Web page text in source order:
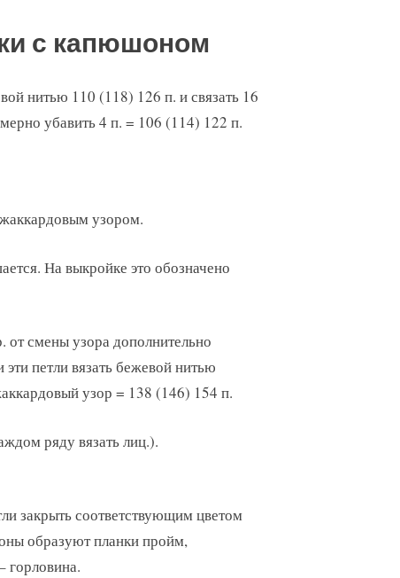
с капюшоном
нитью 110 (118) 126 п. и связать 16
убавить 4 п. = 106 (114) 122 п.
узором.
На выкройке это обозначено
смены узора дополнительно
петли вязать бежевой нитью
узор = 138 (146) 154 п.
ряду вязать лиц.).
закрыть соответствующим цветом
образуют планки пройм,
горловина.